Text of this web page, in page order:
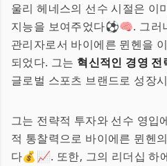
울리 헤네스의 선수 시절은 이
지능을 보여주었다⚽🧠. 그러
관리자로서 바이에른 뮌헨을
되었다. 그는 혁신적인 경영 전
글로벌 스포츠 브랜드로 성장
그는 전략적 투자와 선수 영입
적 통찰력으로 바이에른 뮌헨
다💰📈. 또한, 그의 리더십 하